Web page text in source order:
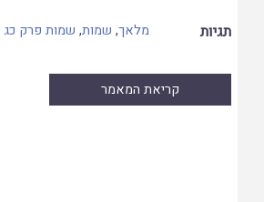
תגיות מלאך, שמות, שמות פרק כג
קריאת המאמר